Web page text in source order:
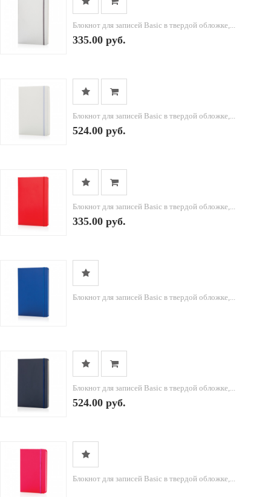
Блокнот для записей Basic в твердой обложке,...
335.00 руб.
Блокнот для записей Basic в твердой обложке,...
524.00 руб.
Блокнот для записей Basic в твердой обложке,...
335.00 руб.
Блокнот для записей Basic в твердой обложке,...
Блокнот для записей Basic в твердой обложке,...
524.00 руб.
Блокнот для записей Basic в твердой обложке,...